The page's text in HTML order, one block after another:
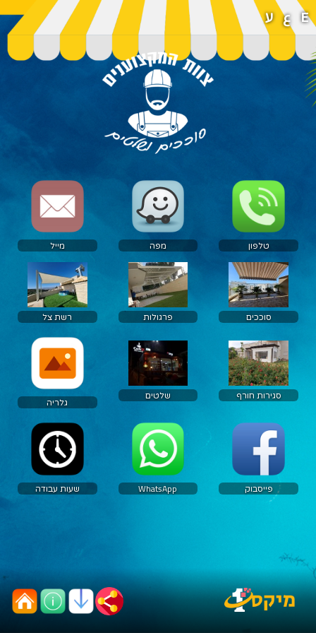
E ع ע
טלפון מפה מייל
סוככים פרגולות רשת צל
סגירות חורף שלטים גלריה
פייסבוק WhatsApp שעות עבודה